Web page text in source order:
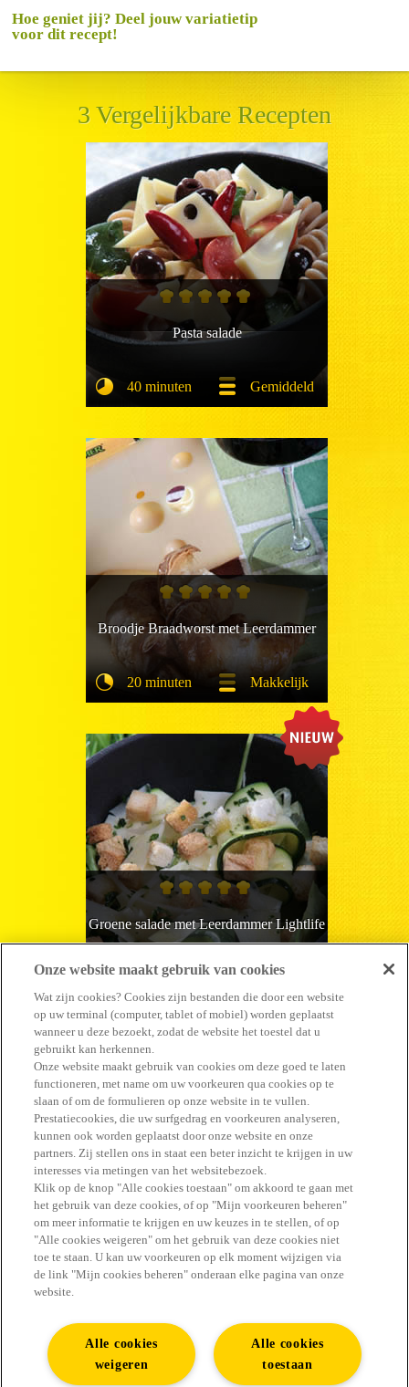
Hoe geniet jij? Deel jouw variatietip
voor dit recept!
3 Vergelijkbare Recepten
Pasta salade
40 minuten Gemiddeld
Broodje Braadworst met Leerdammer
20 minuten Makkelijk
Groene salade met Leerdammer Lightlife
15 minuten Makkelijk
#GENIET ERVAN
Vind alle antwoorden in de FAQ
Contact
Sitemap
Impressum
Onze website maakt gebruik van cookies
Wat zijn cookies? Cookies zijn bestanden die door een website
op uw terminal (computer, tablet of mobiel) worden geplaatst
wanneer u deze bezoekt, zodat de website het toestel dat u
gebruikt kan herkennen.
Onze website maakt gebruik van cookies om deze goed te laten
functioneren, met name om uw voorkeuren qua cookies op te
slaan of om de formulieren op onze website in te vullen.
Prestatiecookies, die uw surfgedrag en voorkeuren analyseren,
kunnen ook worden geplaatst door onze website en onze
partners. Zij stellen ons in staat een beter inzicht te krijgen in uw
interesses via metingen van het websitebezoek.
Klik op de knop "Alle cookies toestaan" om akkoord te gaan met
het gebruik van deze cookies, of op "Mijn voorkeuren beheren"
om meer informatie te krijgen en uw keuzes in te stellen, of op
"Alle cookies weigeren" om het gebruik van deze cookies niet
toe te staan. U kan uw voorkeuren op elk moment wijzigen via
de link "Mijn cookies beheren" onderaan elke pagina van onze
website.
Alle cookies
toestaan
Alle cookies
weigeren